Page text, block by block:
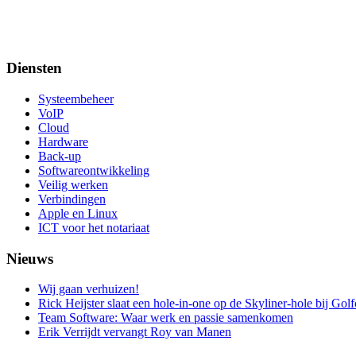
Diensten
Systeembeheer
VoIP
Cloud
Hardware
Back-up
Softwareontwikkeling
Veilig werken
Verbindingen
Apple en Linux
ICT voor het notariaat
Nieuws
Wij gaan verhuizen!
Rick Heijster slaat een hole-in-one op de Skyliner-hole bij
Team Software: Waar werk en passie samenkomen
Erik Verrijdt vervangt Roy van Manen